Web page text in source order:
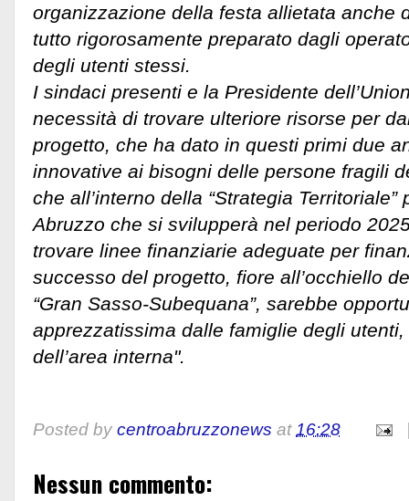
organizzazione della festa allietata anche
tutto rigorosamente preparato dagli
degli utenti stessi.
I sindaci presenti e la Presidente
necessità di trovare ulteriore risorse per
progetto, che ha dato in questi primi due
innovative ai bisogni delle persone fragili
che all’interno della “Strategia
Abruzzo che si svilupperà nel periodo
trovare linee finanziarie adeguate per
successo del progetto, fiore all’occhiello
“Gran Sasso-Subequana”, sarebbe
apprezzatissima dalle famiglie degli
dell’area interna".
Posted by centroabruzzonews at16:28
Nessun commento: